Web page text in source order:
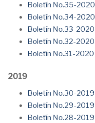
Boletín No.35-2020
Boletín No.34-2020
Boletín No.33-2020
Boletín No.32-2020
Boletín No.31-2020
2019
Boletín No.30-2019
Boletín No.29-2019
Boletín No.28-2019